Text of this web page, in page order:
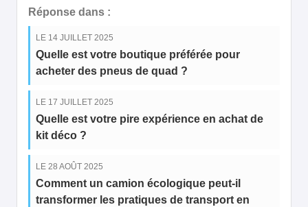
Réponse dans :
LE 14 JUILLET 2025
Quelle est votre boutique préférée pour
acheter des pneus de quad ?
LE 17 JUILLET 2025
Quelle est votre pire expérience en achat de
kit déco ?
LE 28 AOÛT 2025
Comment un camion écologique peut-il
transformer les pratiques de transport en